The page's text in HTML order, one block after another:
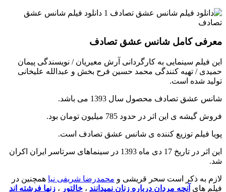
معرفی کامل شانس عشق تصادف
این فیلم سینمایی به کارگردانی آرش معیریان / نویسندگی پیمان
حمیدی / تهیه کنندگی محمد حسین فرح بخش و عبدالله علیخانی
تولید شده است.
شانس عشق تصادف محصول سال 1393 می باشد.
فروش گیشه ی این اثر در حدود 785 میلیون تومان بود.
پویا فیلم توزیع کننده ی شانس عشق تصادف است.
این اثر در تاریخ 17 دی ماه 1393 در سینماهای سرتاسر ایران اکران
شد.
لازم به ذکر است سحر قریشی و محمدرضا شریفی نیا همچنین در
فیلم های آنچه مردان درباره زنان نمیدانند ، خالتور ، زنها فرشته اند